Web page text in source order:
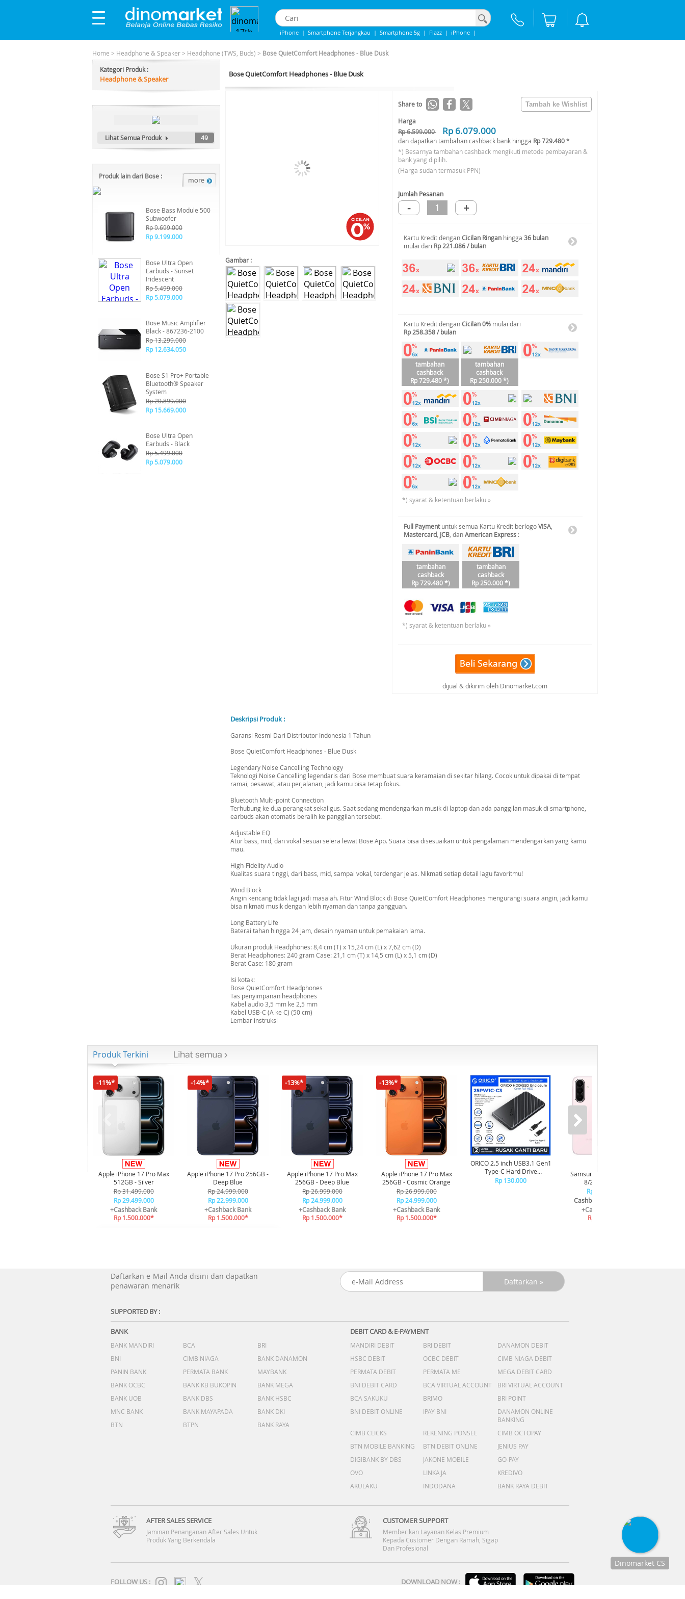
iPhone | Smartphone Terjangkau | Smartphone 5g | Flazz | iPhone |
Home > Headphone & Speaker> Headphone (TWS, Buds) > Bose QuietComfort Headphones - Blue Dusk
Kategori Produk :
Headphone & Speaker
Lihat Semua Produk 49
Produk lain dari Bose :
Bose Bass Module 500
Subwoofer
Rp 9.699.000
Rp 9.199.000
Bose Ultra Open
Earbuds - Sunset
Iridescent
Rp 5.499.000
Rp 5.079.000
Bose Music Amplifier
Black - 867236-2100
Rp 13.299.000
Rp 12.634.050
Bose S1 Pro+ Portable
Bluetooth® Speaker
System
Rp 20.899.000
Rp 15.669.000
Bose Ultra Open
Earbuds - Black
Rp 5.499.000
Rp 5.079.000
Bose QuietComfort Headphones - Blue Dusk
Gambar :
Share to
Harga
Rp 6.599.000
Rp 6.079.000
dan dapatkan tambahan cashback bank hingga Rp 729.480*
*) Besarnya tambahan cashback mengikuti metode pembayaran &
bank yang dipilih.
(Harga sudah termasuk PPN)
Jumlah Pesanan
- 1 +
Kartu Kredit denganCicilan Ringan hingga 36 bulan
mulai dari Rp 221.086 / bulan
Kartu Kredit denganCicilan 0% mulai dari
Rp 258.358 / bulan
tambahan
cashback
Rp 729.480 *)
tambahan
cashback
Rp 250.000 *)
*) syarat & ketentuan berlaku »
Full Paymentuntuk semua Kartu Kredit berlogoVISA
Mastercard JCB , danAmerican Express :
tambahan
cashback
Rp 729.480 *)
tambahan
cashback
Rp 250.000 *)
*) syarat & ketentuan berlaku »
dijual & dikirim oleh Dinomarket.com
Deskripsi Produk :
Garansi Resmi Dari Distributor Indonesia 1 Tahun
Bose QuietComfort Headphones - Blue Dusk
Legendary Noise Cancelling Technology
Teknologi Noise Cancelling legendaris dari Bose membuat suara keramaian di sekitar hilang. Cocok untuk dipakai di tempat
ramai, pesawat, atau perjalanan, jadi kamu bisa tetap fokus.
Bluetooth Multi-point Connection
Terhubung ke dua perangkat sekaligus. Saat sedang mendengarkan musik di laptop dan ada panggilan masuk di smartphone,
earbuds akan otomatis beralih ke panggilan tersebut.
Adjustable EQ
Atur bass, mid, dan vokal sesuai selera lewat Bose App. Suara bisa disesuaikan untuk pengalaman mendengarkan yang kamu
mau.
High-Fidelity Audio
Kualitas suara tinggi, dari bass, mid, sampai vokal, terdengar jelas. Nikmati setiap detail lagu favoritmu!
Wind Block
Angin kencang tidak lagi jadi masalah. Fitur Wind Block di Bose QuietComfort Headphones mengurangi suara angin, jadi kamu
bisa nikmati musik dengan lebih nyaman dan tanpa gangguan.
Long Battery Life
Baterai tahan hingga 24 jam, desain nyaman untuk pemakaian lama.
Ukuran produk Headphones: 8,4 cm (T) x 15,24 cm (L) x 7,62 cm (D)
Berat Headphones: 240 gram Case: 21,1 cm (T) x 14,5 cm (L) x 5,1 cm (D)
Berat Case: 180 gram
Isi kotak:
Bose QuietComfort Headphones
Tas penyimpanan headphones
Kabel audio 3,5 mm ke 2,5 mm
Kabel USB-C (A ke C) (50 cm)
Lembar instruksi
Produk Terkini
-11%*
Apple iPhone 17 Pro Max
512GB - Silver
Rp 31.499.000
Rp 29.499.000
+Cashback Bank
Rp 1.500.000*
-14%*
Apple iPhone 17 Pro 256GB -
Deep Blue
Rp 24.999.000
Rp 22.999.000
+Cashback Bank
Rp 1.500.000*
-13%*
Apple iPhone 17 Pro Max
256GB - Deep Blue
Rp 26.999.000
Rp 24.999.000
+Cashback Bank
Rp 1.500.000*
-13%*
Apple iPhone 17 Pro Max
256GB - Cosmic Orange
Rp 26.999.000
Rp 24.999.000
+Cashback Bank
Rp 1.500.000*
ORICO 2.5 inch USB3.1 Gen1
Type-C Hard Drive
Enclosure - 25PW1C-C3
Rp 130.000
Samsung Galaxy A27 5G
8/256GB - Pink
Rp 6.299.000
Cashback
+Cashback Bank
Rp 671.880*
Daftarkan e-Mail Anda disini dan dapatkan
penawaran menarik
SUPPORTED BY :
BANK
BANK MANDIRI BCA
BRI
BNI
CIMB NIAGA
BANK DANAMON
PANIN BANK
PERMATA BANK
MAYBANK
BANK OCBC
BANK KB BUKOPIN
BANK MEGA
BANK UOB
BANK DBS
BANK HSBC
MNC BANK
BANK MAYAPADA
BANK DKI
BTN
BTPN BANK RAYA
DEBIT CARD & E-PAYMENT
MANDIRI DEBIT BRI DEBIT
DANAMON DEBIT
HSBC DEBIT
OCBC DEBIT
CIMB NIAGA DEBIT
PERMATA DEBIT
PERMATA ME
MEGA DEBIT CARD
BNI DEBIT CARD
BCA VIRTUAL ACCOUNT
BRI VIRTUAL ACCOUNT
BCA SAKUKU
BRIMO
BRI POINT
BNI DEBIT ONLINE
IPAY BNI
DANAMON ONLINE
BANKING
CIMB CLICKS
REKENING PONSEL
CIMB OCTOPAY
BTN MOBILE BANKING
BTN DEBIT ONLINE
JENIUS PAY
DIGIBANK BY DBS
JAKONE MOBILE
GO-PAY
OVO
LINKAJA
KREDIVO
AKULAKU
INDODANA BANK RAYA DEBIT
AFTER SALES SERVICE
Jaminan Penanganan After Sales Untuk
Produk Yang Berkendala
CUSTOMER SUPPORT
Memberikan Layanan Kelas Premium
Kepada Customer Dengan Ramah, Sigap
Dan Profesional
FOLLOW US : DOWNLOAD NOW :
Dinomarket CS